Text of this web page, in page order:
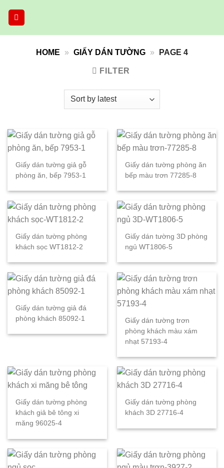
HOME » GIẤY DÁN TƯỜNG » PAGE 4
FILTER
Giấy dán tường giả gỗ
phòng ăn, bếp 7953-1
Giấy dán tường phòng ăn
bếp màu trơn 77285-8
Giấy dán tường phòng
khách sọc WT1812-2
Giấy dán tường 3D phòng
ngủ WT1806-5
Giấy dán tường giả đá
phòng khách 85092-1
Giấy dán tường trơn
phòng khách màu xám
nhạt 57193-4
Giấy dán tường phòng
khách giả bê tông xi
măng 96025-4
Giấy dán tường phòng
khách 3D 27716-4